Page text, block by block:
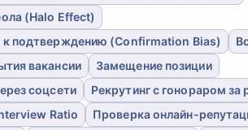
(Halo Effect)
к подтверждению (Confirmation Bias)
вакансии
Замещение позиции
соцсети
Рекрутинг с гонораром за
Ratio
Проверка онлайн-